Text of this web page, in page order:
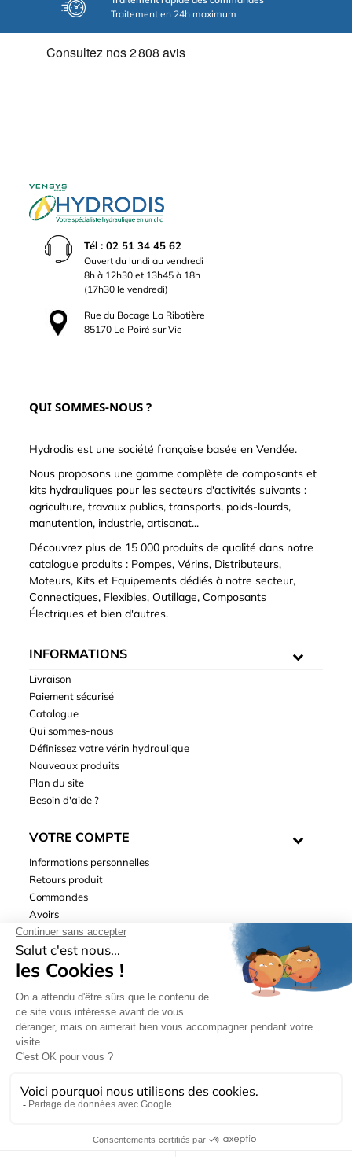
Traitement en 24h maximum
Tél : 02 51 34 45 62
Ouvert du lundi au vendredi
8h à 12h30 et 13h45 à 18h
(17h30 le vendredi)
Rue du Bocage La Ribotière
85170 Le Poiré sur Vie
QUI SOMMES-NOUS ?
Hydrodis est une société française basée en Vendée.
Nous proposons une gamme complète de composants et
kits hydrauliques pour les secteurs d'activités suivants :
agriculture, travaux publics, transports, poids-lourds,
manutention, industrie, artisanat...
Découvrez plus de 15 000 produits de qualité dans notre
catalogue produits : Pompes, Vérins, Distributeurs,
Moteurs, Kits et Equipements dédiés à notre secteur,
Connectiques, Flexibles, Outillage, Composants
Électriques et bien d'autres.
INFORMATIONS
Livraison
Paiement sécurisé
Catalogue
Qui sommes-nous
Définissez votre vérin hydraulique
Nouveaux produits
Plan du site
Besoin d'aide ?
VOTRE COMPTE
Informations personnelles
Retours produit
Commandes
Avoirs
Adresses
Bons de réduction
de ventes| © Hydrodis 2003-2026. Tous droits réservés